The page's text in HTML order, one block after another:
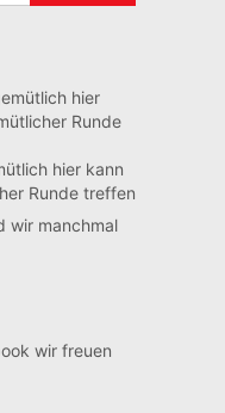
hier kann
Runde treffen
wir manchmal
wir freuen